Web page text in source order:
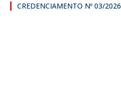
CREDENCIAMENTO Nº 03/2026